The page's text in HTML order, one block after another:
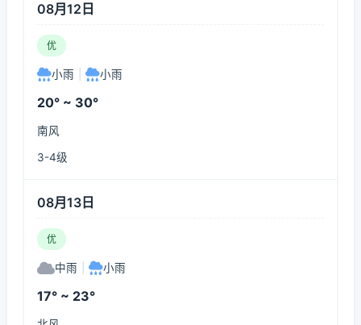
08月12日
优
小雨 小雨
20° ~ 30°
南风
3-4级
08月13日
优
中雨 小雨
17° ~ 23°